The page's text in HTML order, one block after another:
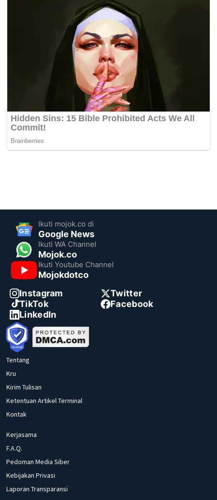
Ikuti mojok.co di
Google News
Ikuti WA Channel
Mojok.co
Ikuti Youtube Channel
Mojokdotco
Instagram
Twitter
TikTok
Facebook
LinkedIn
Tentang
Kru
Kirim Tulisan
Ketentuan Artikel Terminal
Kontak
Kerjasama
F.A.Q.
Pedoman Media Siber
Kebijakan Privasi
Laporan Transparansi